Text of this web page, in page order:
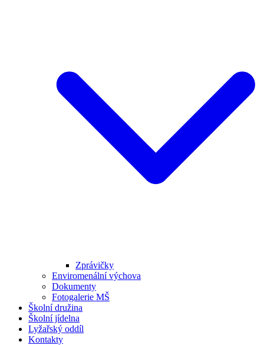
Zprávičky
Enviromenální výchova
Dokumenty
Fotogalerie MŠ
Školní družina
Školní jídelna
Lyžařský oddíl
Kontakty